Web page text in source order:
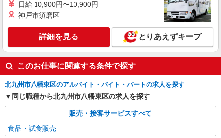
日給 10,900円〜10,900円
神戸市須磨区
詳細を見る とりあえずキープ
このお仕事に関連する条件で探す
北九州市八幡東区のアルバイト・バイト・パートの求人を探す
同じ職種から北九州市八幡東区の求人を探す
販売・接客サービスすべて
食品・試食販売